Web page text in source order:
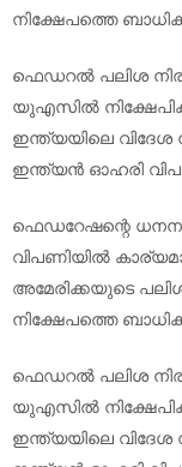
നിക്ഷേപത്തെ
ഫെഡറൽ പലിശ
യുഎസിൽ
ഇന്ത്യയിലെ
ഇന്ത്യൻ ഓഹരി
ഫെഡറേഷന്റെ
വിപണിയിൽ
അമേരിക്കയുടെ
നിക്ഷേപത്തെ
ഫെഡറൽ പലിശ
യുഎസിൽ
ഇന്ത്യയിലെ